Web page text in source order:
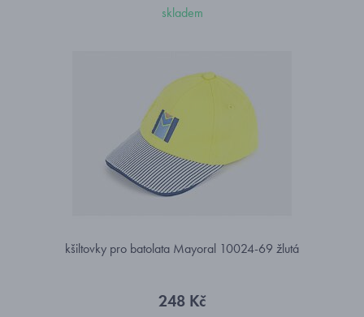
skladem
kšiltovky pro batolata Mayoral 10024-69 žlutá
248 Kč